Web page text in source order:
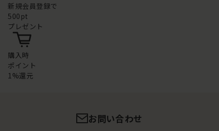
新規会員登録で
500pt
プレゼント
購入時
ポイント
1%還元
お問い合わせ